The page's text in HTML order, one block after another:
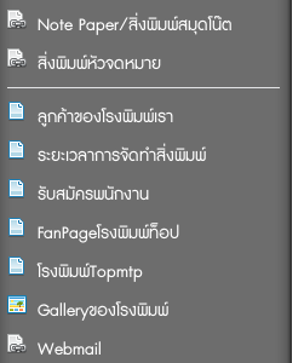
Note Paper/สิ่งพิมพ์สมุดโน๊ต
สิ่งพิมพ์หัวจดหมาย
ลูกค้าของโรงพิมพ์เรา
ระยะเวลาการจัดทำสิ่งพิมพ์
รับสมัครพนักงาน
FanPageโรงพิมพ์ท็อป
โรงพิมพ์Topmtp
Galleryของโรงพิมพ์
Webmail